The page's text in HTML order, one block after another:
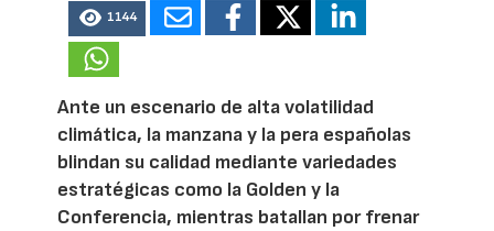
1144
Ante un escenario de alta volatilidad
climática, la manzana y la pera españolas
blindan su calidad mediante variedades
estratégicas como la Golden y la
Conferencia, mientras batallan por frenar